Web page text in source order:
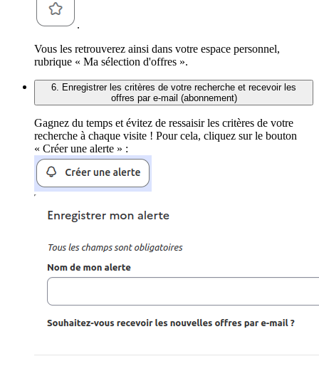
.
Vous les retrouverez ainsi dans votre espace personnel,
rubrique « Ma sélection d'offres ».
6. Enregistrer les critères de votre recherche et recevoir les
offres par e-mail (abonnement)
Gagnez du temps et évitez de ressaisir les critères de votre
recherche à chaque visite ! Pour cela, cliquez sur le bouton
« Créer une alerte » :